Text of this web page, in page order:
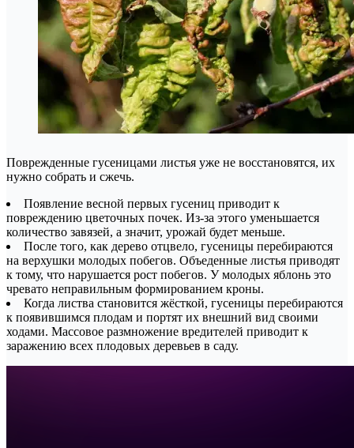
Поврежденные гусеницами листья уже не восстановятся, их
нужно собрать и сжечь.
Появление весной первых гусениц приводит к
повреждению цветочных почек. Из-за этого уменьшается
количество завязей, а значит, урожай будет меньше.
После того, как дерево отцвело, гусеницы перебираются
на верхушки молодых побегов. Объеденные листья приводят
к тому, что нарушается рост побегов. У молодых яблонь это
чревато неправильным формированием кроны.
Когда листва становится жёсткой, гусеницы перебираются
к появившимся плодам и портят их внешний вид своими
ходами. Массовое размножение вредителей приводит к
заражению всех плодовых деревьев в саду.